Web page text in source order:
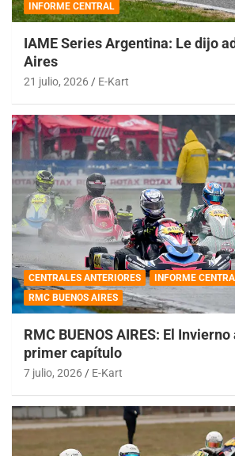
INFORME CENTRAL
IAME Series Argentina: Le dijo
Aires
21 julio, 2026 E-Kart
CENTRALES ANTERIORES
INFORME
RMC BUENOS AIRES
RMC BUENOS AIRES: El
primer capítulo
7 julio, 2026 E-Kart